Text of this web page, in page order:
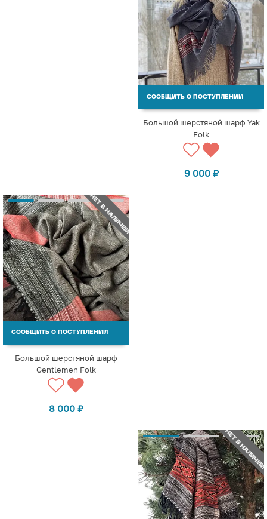
СООБЩИТЬ О ПОСТУПЛЕНИИ
Большой шерстяной шарф Yak
Folk
9 000 ₽
НЕТ В НАЛИЧИИ
СООБЩИТЬ О ПОСТУПЛЕНИИ
Большой шерстяной шарф
Gentlemen Folk
8 000 ₽
НЕТ В НАЛИЧИИ